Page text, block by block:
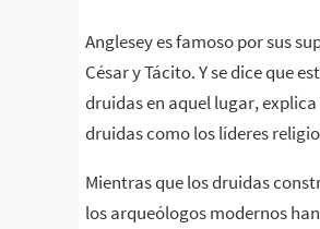
Anglesey es famoso por sus
César y Tácito. Y se dice que
druidas en aquel lugar,
druidas como los líderes
Mientras que los druidas
los arqueólogos modernos